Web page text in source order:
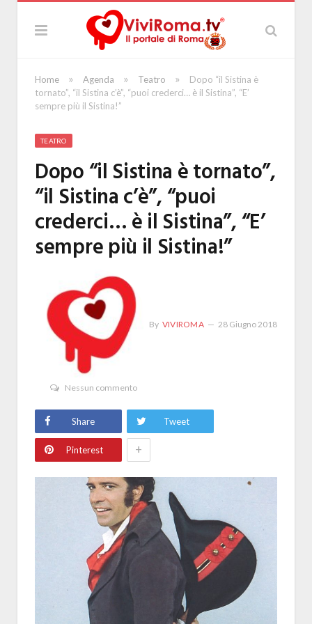
Home » Agenda » Teatro »
Dopo “il Sistina è
tornato”, “il Sistina c’è”, “puoi crederci… è il Sistina”, “E’
sempre più il Sistina!”
TEATRO
Dopo “il Sistina è tornato”,
“il Sistina c’è”, “puoi
crederci… è il Sistina”, “E’
sempre più il Sistina!”
By VIVIROMA 28 Giugno 2018
Nessun commento
Share Tweet
Pinterest +